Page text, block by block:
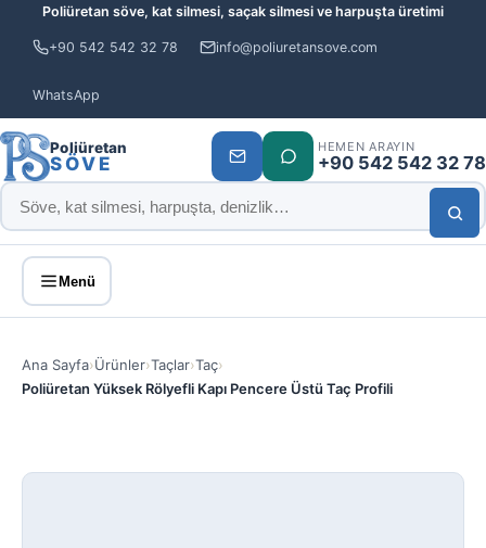
Poliüretan söve, kat silmesi, saçak silmesi ve harpuşta üretimi
+90 542 542 32 78 info@poliuretansove.com
WhatsApp
Poliüretan
SÖVE
HEMEN ARAYIN
+90 542 542 32 78
Menü
Ana Sayfa›Ürünler›Taçlar›Taç›
Poliüretan Yüksek Rölyefli Kapı Pencere Üstü Taç Profili